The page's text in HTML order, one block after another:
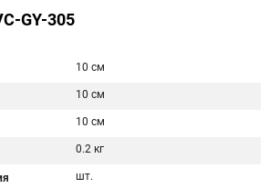
GY-305
10 см
10 см
10 см
0.2 кг
шт.